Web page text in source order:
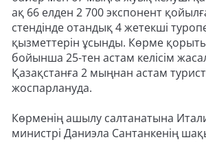
ақ 66 елден 2 700 экспонент
стендінде отандық 4 жетекші
қызметтерін ұсынды. Көрме
бойынша 25-тен астам келісім
Қазақстанға 2 мыңнан астам турист
жоспарлануда.
Көрменің ашылу салтанатына
министрі Даниэла Сантанкенің